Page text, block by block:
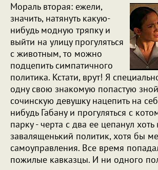
Мораль вторая: ежели,
значить, натянуть какую-
нибудь модную тряпку и
выйти на улицу прогуляться
с животным, то можно
подцепить симпатичного
политика. Кстати, врут! Я
одну свою знакомую попастую
сочинскую девушку нацепить на
нибудь Габану и прогуляться с
парку - черта с два ее цепанул
завалященький политик, хотя бы
самоуправления. Все время
пожилые кавказцы. И ни одного